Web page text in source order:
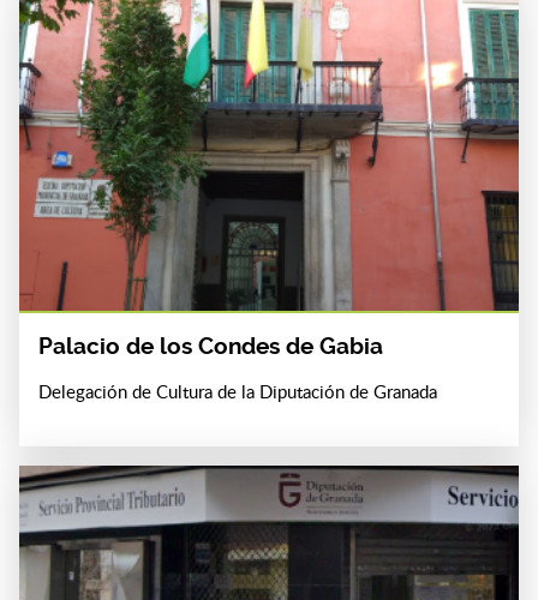
Palacio de los Condes de Gabia
Delegación de Cultura de la Diputación de Granada